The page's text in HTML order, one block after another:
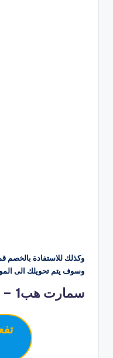
وكذلك للاستفادة بالخصم
وسوف يتم تحويلك الى
سمارت هب1 – الصفحة الرئيسية